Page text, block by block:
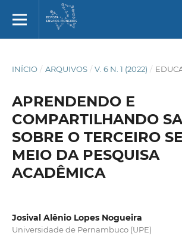
INÍCIO / ARQUIVOS / V. 6 N. 1 (2022) /
APRENDENDO E
COMPARTILHANDO
SOBRE O TERCEIRO
MEIO DA PESQUISA
ACADÊMICA
Josival Alênio Lopes Nogueira
Universidade de Pernambuco (UPE)